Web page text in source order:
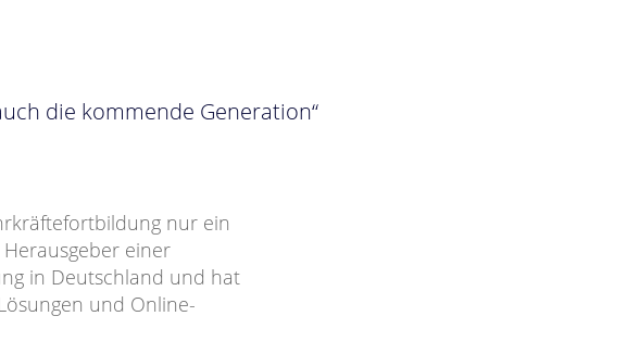
die kommende Generation“
nur ein
einer
in Deutschland und hat
und Online-